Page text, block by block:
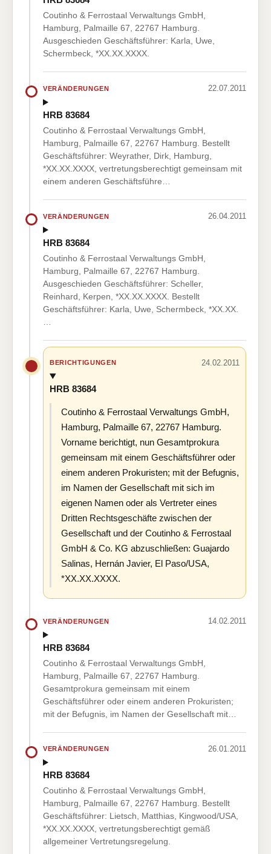
Coutinho & Ferrostaal Verwaltungs GmbH,
Hamburg, Palmaille 67, 22767 Hamburg.
Ausgeschieden Geschäftsführer: Karla, Uwe,
Schermbeck, *XX.XX.XXXX.
VERÄNDERUNGEN 22.07.2011
HRB 83684
Coutinho & Ferrostaal Verwaltungs GmbH,
Hamburg, Palmaille 67, 22767 Hamburg. Bestellt
Geschäftsführer: Weyrather, Dirk, Hamburg,
*XX.XX.XXXX, vertretungsberechtigt gemeinsam mit
einem anderen Geschäftsführe…
VERÄNDERUNGEN 26.04.2011
HRB 83684
Coutinho & Ferrostaal Verwaltungs GmbH,
Hamburg, Palmaille 67, 22767 Hamburg.
Ausgeschieden Geschäftsführer: Scheller,
Reinhard, Kerpen, *XX.XX.XXXX. Bestellt
Geschäftsführer: Karla, Uwe, Schermbeck, *XX.XX.
BERICHTIGUNGEN 24.02.2011
HRB 83684
Coutinho & Ferrostaal Verwaltungs GmbH,
Hamburg, Palmaille 67, 22767 Hamburg.
Vorname berichtigt, nun Gesamtprokura
gemeinsam mit einem Geschäftsführer oder
einem anderen Prokuristen; mit der Befugnis,
im Namen der Gesellschaft mit sich im
eigenen Namen oder als Vertreter eines
Dritten Rechtsgeschäfte zwischen der
Gesellschaft und der Coutinho & Ferrostaal
GmbH & Co. KG abzuschließen: Guajardo
Salinas, Hernán Javier, El Paso/USA,
*XX.XX.XXXX.
VERÄNDERUNGEN 14.02.2011
HRB 83684
Coutinho & Ferrostaal Verwaltungs GmbH,
Hamburg, Palmaille 67, 22767 Hamburg.
Gesamtprokura gemeinsam mit einem
Geschäftsführer oder einem anderen Prokuristen;
mit der Befugnis, im Namen der Gesellschaft mit…
VERÄNDERUNGEN 26.01.2011
HRB 83684
Coutinho & Ferrostaal Verwaltungs GmbH,
Hamburg, Palmaille 67, 22767 Hamburg. Bestellt
Geschäftsführer: Lietsch, Matthias, Kingwood/USA,
*XX.XX.XXXX, vertretungsberechtigt gemäß
allgemeiner Vertretungsregelung.